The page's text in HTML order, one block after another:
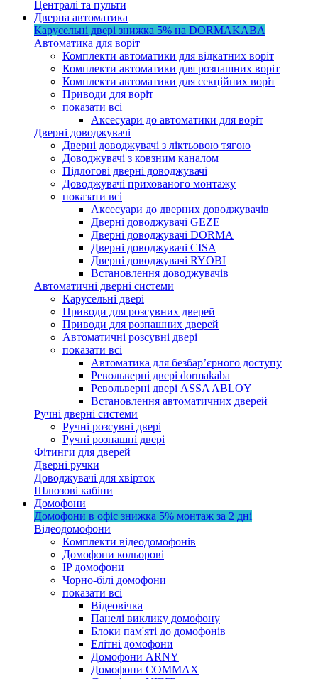
Централі та пульти
Дверна автоматика
Карусельні двері знижка 5% на DORMAKABA
Автоматика для воріт
Комплекти автоматики для відкатних воріт
Комплекти автоматики для розпашних воріт
Комплекти автоматики для секційних воріт
Приводи для воріт
показати всі
Аксесуари до автоматики для воріт
Дверні доводжувачі
Дверні доводжувачі з ліктьовою тягою
Доводжувачі з ковзним каналом
Підлогові дверні доводжувачі
Доводжувачі прихованого монтажу
показати всі
Аксесуари до дверних доводжувачів
Дверні доводжувачі GEZE
Дверні доводжувачі DORMA
Дверні доводжувачі CISA
Дверні доводжувачі RYOBI
Встановлення доводжувачів
Автоматичні дверні системи
Карусельні двері
Приводи для розсувних дверей
Приводи для розпашних дверей
Автоматичні розсувні двері
показати всі
Автоматика для безбар’єрного доступу
Револьверні двері dormakaba
Револьверні двері ASSA ABLOY
Встановлення автоматичних дверей
Ручні дверні системи
Ручні розсувні двері
Ручні розпашні двері
Фітинги для дверей
Дверні ручки
Доводжувачі для хвірток
Шлюзові кабіни
Домофони
Домофони в офіс знижка 5% монтаж за 2 дні
Відеодомофони
Комплекти відеодомофонів
Домофони кольорові
IP домофони
Чорно-білі домофони
показати всі
Відеовічка
Панелі виклику домофону
Блоки пам'яті до домофонів
Елітні домофони
Домофони ARNY
Домофони COMMAX